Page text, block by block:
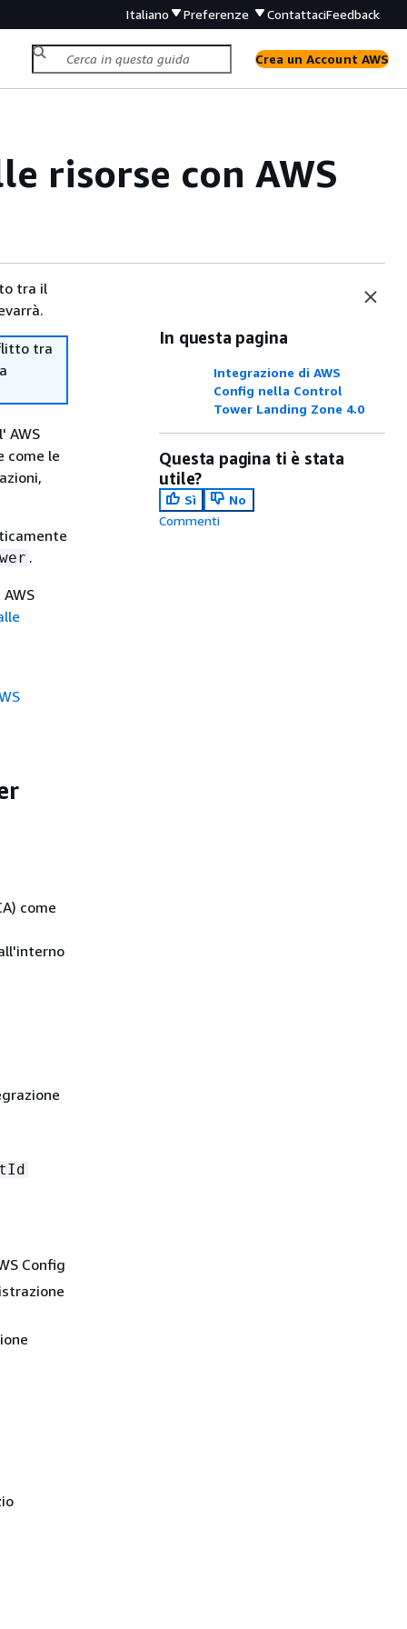
Italiano Preferenze ContattaciFeedback
Crea un Account AWS
risorse con AWS
tra il
tra
AWS
come le
.
come
Config
In questa pagina
Integrazione di AWS
Config nella Control
Tower Landing Zone 4.0
Questa pagina ti è stata
utile?
Sì
No
Commenti